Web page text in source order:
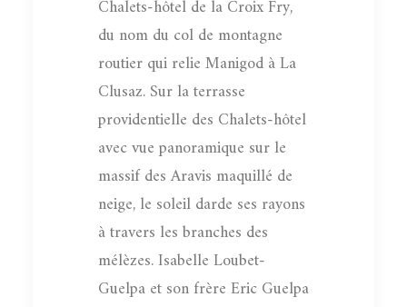
Chalets-hôtel de la Croix Fry,
du nom du col de montagne
routier qui relie Manigod à La
Clusaz. Sur la terrasse
providentielle des Chalets-hôtel
avec vue panoramique sur le
massif des Aravis maquillé de
neige, le soleil darde ses rayons
à travers les branches des
mélèzes. Isabelle Loubet-
Guelpa et son frère Eric Guelpa